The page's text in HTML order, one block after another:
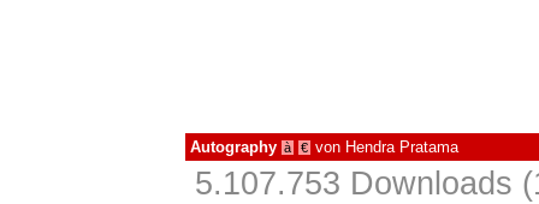
Autography à € von Hendra Pratama
5.107.753 Downloads